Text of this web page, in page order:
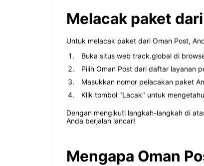
Melacak paket
Untuk melacak paket dari Oman Post,
Buka situs web track.global di
Pilih Oman Post dari daftar layanan
Masukkan nomor pelacakan paket
Klik tombol "Lacak" untuk
Dengan mengikuti langkah-langkah di
Anda berjalan lancar!
Mengapa Oman